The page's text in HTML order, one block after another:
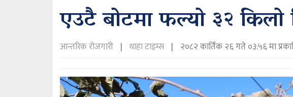
एउटै बोटमा फल्यो ३२ किलो
आन्तरिक रोजगारी थाहा टाइम्स २०८२ कार्तिक २६ गते ०३:५६ मा